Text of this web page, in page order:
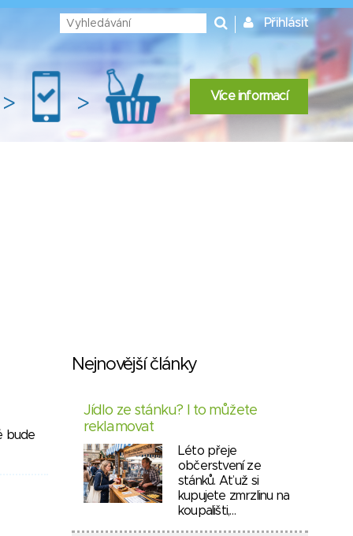
Přihlásit
> > Více informací
bude
Nejnovější články
Jídlo ze stánku? I to můžete
reklamovat
Léto přeje
občerstvení ze
stánků. Ať už si
kupujete zmrzlinu na
koupališti,…